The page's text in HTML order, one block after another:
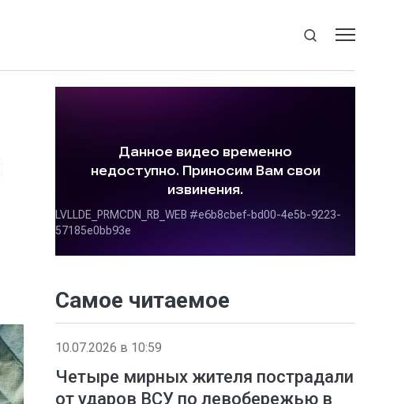
Самое читаемое
10.07.2026 в 10:59
Четыре мирных жителя пострадали
от ударов ВСУ по левобережью в